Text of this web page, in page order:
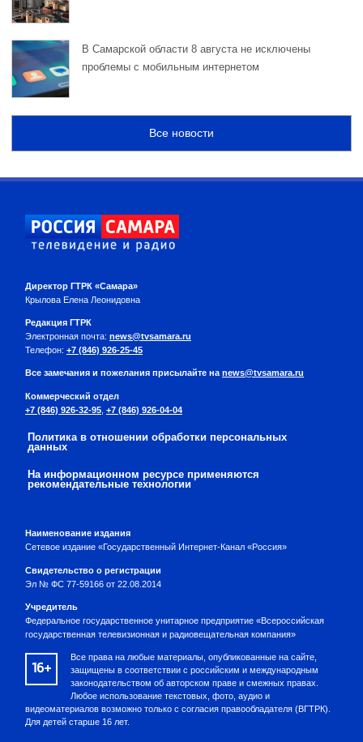
В Самарской области 8 августа не исключены
проблемы с мобильным интернетом
Все новости
Директор ГТРК «Самара»
Крылова Елена Леонидовна
Редакция ГТРК
Электронная почта: news@tvsamara.ru
Телефон: +7 (846) 926-25-45
Все замечания и пожелания присылайте на news@tvsamara.ru
Коммерческий отдел
+7 (846) 926-32-95 +7 (846) 926-04-04
Политика в отношении обработки персональных
данных
На информационном ресурсе применяются
рекомендательные технологии
Наименование издания
Сетевое издание «Государственный Интернет-Канал «Россия»
Свидетельство о регистрации
Эл № ФС 77-59166 от 22.08.2014
Учредитель
Федеральное государственное унитарное предприятие «Всероссийская
государственная телевизионная и радиовещательная компания»
16+
Все права на любые материалы, опубликованные на сайте,
защищены в соответствии с российским и международным
законодательством об авторском праве и смежных правах.
Любое использование текстовых, фото, аудио и
видеоматериалов возможно только с согласия правообладателя (ВГТРК).
Для детей старше 16 лет.